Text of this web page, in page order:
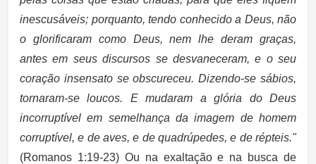
inescusáveis; porquanto, tendo conhecido a Deus, não
o glorificaram como Deus, nem lhe deram graças,
antes em seus discursos se desvaneceram, e o seu
coração insensato se obscureceu. Dizendo-se sábios,
tornaram-se loucos. E mudaram a glória do Deus
incorruptível em semelhança da imagem de homem
corruptível, e de aves, e de quadrúpedes, e de répteis."
(Romanos 1:19-23) Ou na exaltação e na busca de